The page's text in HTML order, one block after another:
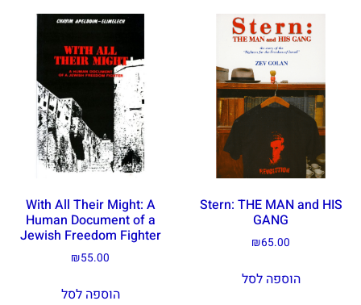
Stern: THE MAN and HIS
GANG
₪65.00
הוספה לסל
With All Their Might: A
Human Document of a
Jewish Freedom Fighter
₪55.00
הוספה לסל